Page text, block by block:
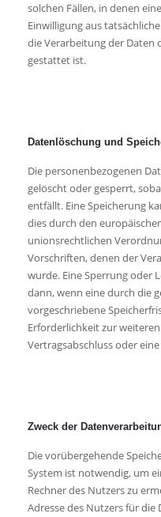
solchen Fällen, in denen
Einwilligung aus
die Verarbeitung der Daten
gestattet ist.
Datenlöschung und
Die personenbezogenen
gelöscht oder gesperrt,
entfällt. Eine Speicherung
dies durch den
unionsrechtlichen
Vorschriften, denen der
wurde. Eine Sperrung oder
dann, wenn eine durch die
vorgeschriebene
Erforderlichkeit zur
Vertragsabschluss oder
Zweck der
Die vorübergehende
System ist notwendig, um
Rechner des Nutzers zu
Adresse des Nutzers für die